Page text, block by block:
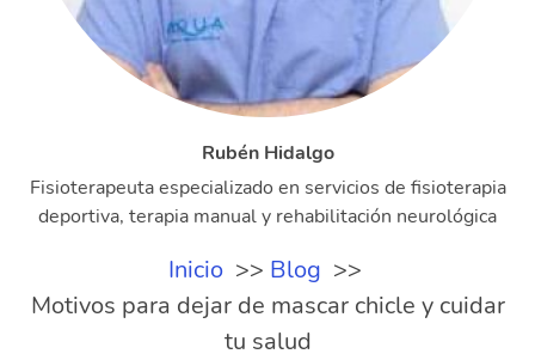
Rubén Hidalgo
Fisioterapeuta especializado en servicios de fisioterapia
deportiva, terapia manual y rehabilitación neurológica
Inicio
Blog
Motivos para dejar de mascar chicle y cuidar
tu salud